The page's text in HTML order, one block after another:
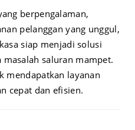
berpengalaman,
pelanggan yang unggul,
siap menjadi solusi
saluran mampet.
mendapatkan layanan
cepat dan efisien.